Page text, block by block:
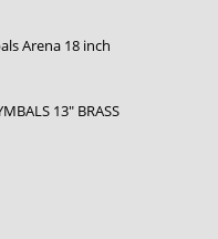
Arena 18 inch
13" BRASS